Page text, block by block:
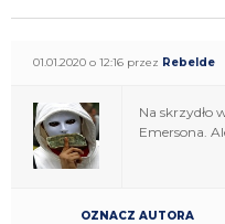
01.01.2020 o 12:16 przez Rebelde
Na skrzydło
Emersona.
OZNACZ AUTORA